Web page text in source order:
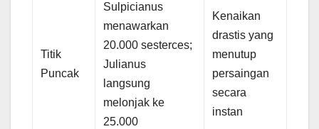
Titik
Puncak
Sulpicianus
menawarkan
20.000 sesterces;
Julianus
langsung
melonjak ke
25.000
Kenaikan
drastis yang
menutup
persaingan
secara
instan